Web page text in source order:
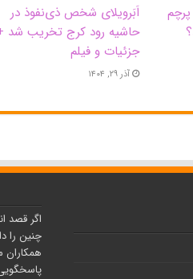
اَبَر‌ویلای شخص ذی‌نفوذ در
حاشیه‌ رود کرج تخریب شد
جزئیات و فیلم
آذر ۲۹, ۱۴۰۴
اگر قصد
چنین را
همکاران